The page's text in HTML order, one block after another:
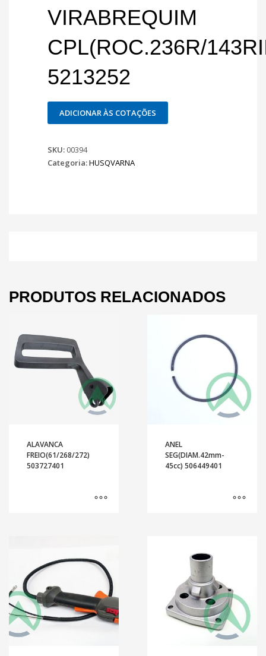
VIRABREQUIM
CPL(ROC.236R/
5213252
ADICIONAR ÀS COTAÇÕES
SKU: 00394
Categoria:HUSQVARNA
PRODUTOS RELACIONADOS
ALAVANCA
FREIO(61/268/272)
503727401
ANEL
SEG(DIAM.42mm-
45cc) 506449401